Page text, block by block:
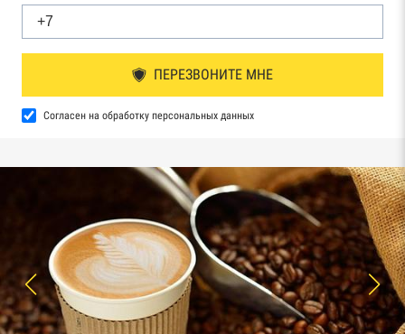
ПЕРЕЗВОНИТЕ МНЕ
Согласен на обработку персональных данных